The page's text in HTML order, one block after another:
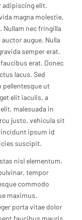
adipiscing elit.
magna molestie,
nec fringilla
augue. Nulla
semper erat.
erat. Donec
lacus. Sed
pellentesque ut
elit iaculis, a
malesuada in
justo, vehicula sit
ipsum id
suscipit.
nisl elementum.
tempor
commodo
maximus.
porta vitae dolor
faucibus mauris